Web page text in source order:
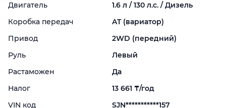
Двигатель
1.6 л / 130 л.с. / Дизель
Коробка передач
AT (вариатор)
Привод
2WD (передний)
Руль
Левый
Растаможен
Да
Налог
13 661 ₸/год
VIN код
SJN***********157